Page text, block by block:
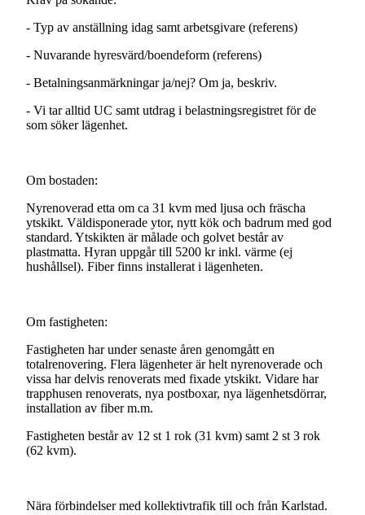
- Typ av anställning idag samt arbetsgivare (referens)
- Nuvarande hyresvärd/boendeform (referens)
- Betalningsanmärkningarja/nej? Om ja, beskriv.
- Vi taralltid UC samt utdrag i belastningsregistret förde
som sökerlägenhet.
Om bostaden:
Nyrenoverad etta om ca 31 kvm med ljusa och fräscha
ytskikt. Väldisponerade ytor, nytt kök och badrum med god
standard. Ytskikten ärmålade och golvet bestårav
plastmatta. Hyran uppgårtill 5200 krinkl. värme (ej
hushållsel). Fiberfinns installerat i lägenheten.
Om fastigheten:
Fastigheten harundersenaste åren genomgått en
totalrenovering. Flera lägenheterärhelt nyrenoverade och
vissa hardelvis renoverats med fixade ytskikt. Vidare har
trapphusen renoverats, nya postboxar, nya lägenhetsdörrar,
installation av fiberm.m.
Fastigheten bestårav 12 st 1 rok (31 kvm) samt 2 st 3 rok
(62 kvm).
Nära förbindelsermed kollektivtrafik till och från Karlstad.